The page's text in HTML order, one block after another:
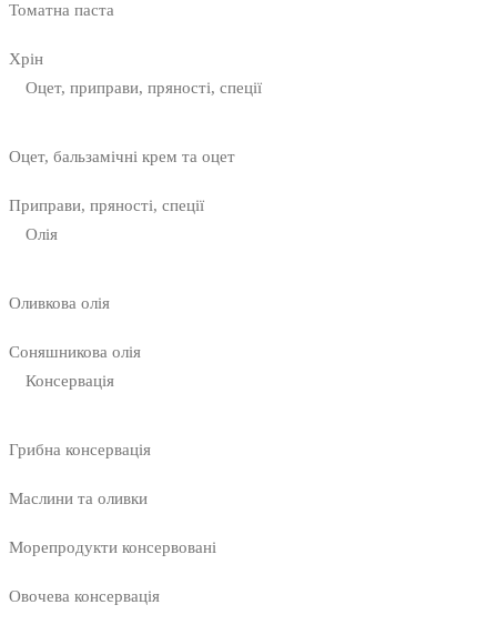
Томатна паста
Хрін
Оцет, приправи, пряності, спеції
Оцет, бальзамічні крем та оцет
Приправи, пряності, спеції
Олія
Оливкова олія
Соняшникова олія
Консервація
Грибна консервація
Маслини та оливки
Морепродукти консервовані
Овочева консервація